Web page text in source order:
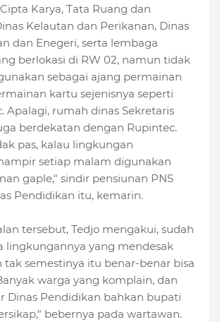
Karya, Tata Ruang dan
Kelautan dan Perikanan, Dinas
dan Enegeri, serta lembaga
berlokasi di RW 02, namun tidak
sebagai ajang permainan
kartu sejenisnya seperti
Apalagi, rumah dinas Sekretaris
berdekatan dengan Rupintec.
pas, kalau lingkungan
setiap malam digunakan
gaple," sindir pensiunan PNS
Pendidikan itu, kemarin.
tersebut, Tedjo mengakui, sudah
lingkungannya yang mendesak
tak semestinya itu benar-benar bisa
warga yang komplain, dan
Dinas Pendidikan bahkan bupati
bebernya pada wartawan.